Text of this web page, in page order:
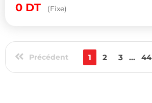
0 DT (Fixe)
Précédent 1 2 3 ... 44